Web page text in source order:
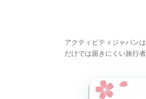
アクティビティジャパン
だけでは届きにくい旅行